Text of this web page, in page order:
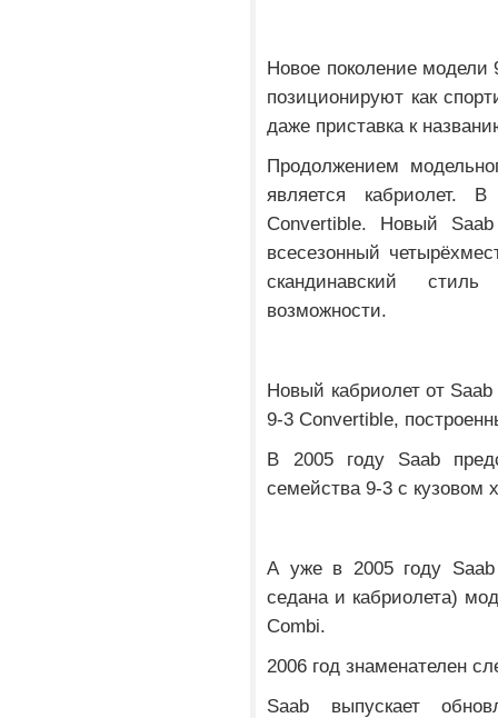
Новое поколение
позиционируют как
даже приставка к
Продолжением
является кабриолет.
Convertible. Новый
всесезонный
скандинавский
возможности.
Новый кабриолет от
9-3 Convertible,
В 2005 году Saab
семейства 9-3 с кузовом
А уже в 2005 году Saab
седана и кабриолета)
Combi.
2006 год знаменателен
Saab выпускает